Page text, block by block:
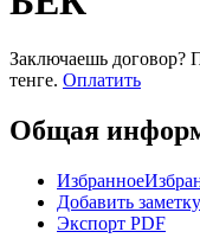
Заключаешь договор?
тенге. Оплатить
Общая
Избранное
Добавить заметку
Экспорт PDF